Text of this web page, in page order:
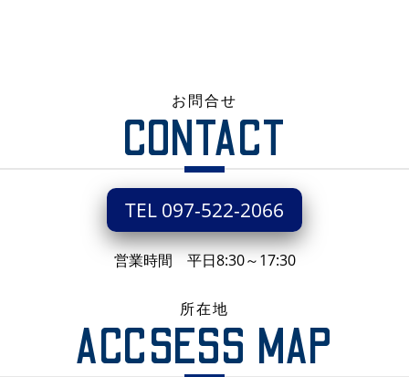
お問合せ
CONTACT
TEL 097-522-2066
営業時間 平日8:30～17:30
所在地
ACCSESS MAP